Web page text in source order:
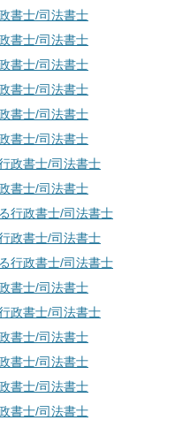
書士/司法書士
書士/司法書士
書士/司法書士
書士/司法書士
書士/司法書士
書士/司法書士
政書士/司法書士
書士/司法書士
行政書士/司法書士
政書士/司法書士
行政書士/司法書士
書士/司法書士
政書士/司法書士
書士/司法書士
書士/司法書士
書士/司法書士
書士/司法書士